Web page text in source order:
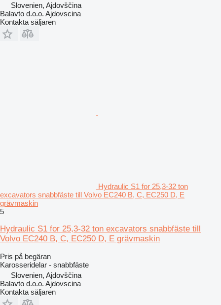
Slovenien, Ajdovščina
Balavto d.o.o. Ajdovscina
Kontakta säljaren
Hydraulic S1 for 25,3-32 ton
excavators snabbfäste till Volvo EC240 B, C, EC250 D, E
grävmaskin
5
Hydraulic S1 for 25,3-32 ton excavators snabbfäste till
Volvo EC240 B, C, EC250 D, E grävmaskin
Pris på begäran
Karosseridelar - snabbfäste
Slovenien, Ajdovščina
Balavto d.o.o. Ajdovscina
Kontakta säljaren